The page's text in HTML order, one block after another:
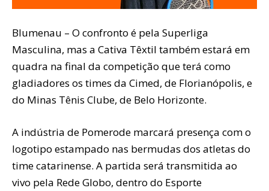
Blumenau – O confronto é pela Superliga
Masculina, mas a Cativa Têxtil também estará em
quadra na final da competição que terá como
gladiadores os times da Cimed, de Florianópolis, e
do Minas Tênis Clube, de Belo Horizonte.
A indústria de Pomerode marcará presença com o
logotipo estampado nas bermudas dos atletas do
time catarinense. A partida será transmitida ao
vivo pela Rede Globo, dentro do Esporte